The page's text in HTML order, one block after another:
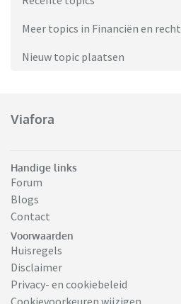
Meer topics in Financiën en recht
Nieuw topic plaatsen
Viafora
Handige links
Forum
Blogs
Contact
Voorwaarden
Huisregels
Disclaimer
Privacy- en cookiebeleid